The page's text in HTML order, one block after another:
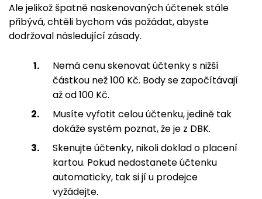
Ale jelikož špatně naskenovaných účtenek stále
přibývá, chtěli bychom vás požádat, abyste
dodržoval následující zásady.
Nemá cenu skenovat účtenky s nižší
částkou než 100 Kč. Body se započítávají
až od 100 Kč.
Musíte vyfotit celou účtenku, jedině tak
dokáže systém poznat, že je z DBK.
Skenujte účtenky, nikoli doklad o placení
kartou. Pokud nedostanete účtenku
automaticky, tak si jí u prodejce
vyžádejte.